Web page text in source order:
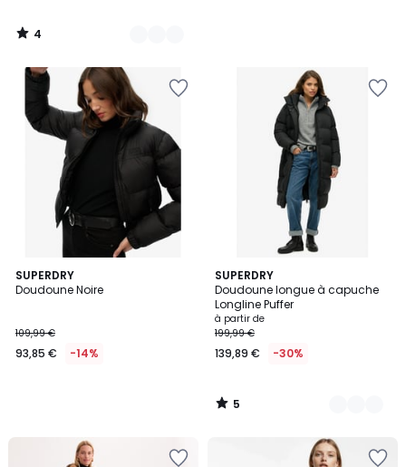
4
/
SUPERDRY
Doudoune Noire
109,99 €
93,85 € -14%
SUPERDRY
Doudoune longue à capuche
Longline Puffer
à partir de
199,99 €
139,89 € -30%
5
/
5
2
Couleurs
5
/